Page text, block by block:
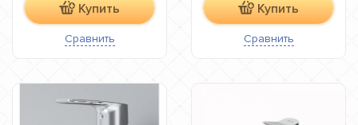
Купить
Сравнить
Купить
Сравнить